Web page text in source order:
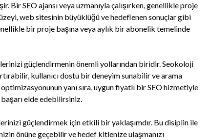
SEO ajansı veya uzmanıyla çalışırken, genellikle proje
web sitesinin büyüklüğü ve hedeflenen sonuçlar gibi
bir proje başına veya aylık bir abonelik temelinde
güçlendirmenin önemli yollarından biridir. Seokoloji
kullanıcı dostu bir deneyim sunabilir ve arama
yanı sıra, uygun fiyatlı bir SEO hizmetiyle
elde edebilirsiniz.
güçlendirmek için etkili bir yaklaşımdır. Bu disiplin ile
önüne geçebilir ve hedef kitlenize ulaşmanızı